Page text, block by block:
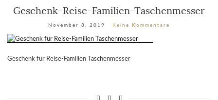
Geschenk-Reise-Familien-Taschenmesser
November 8, 2019 Keine Kommentare
Geschenk für Reise-Familien Taschenmesser